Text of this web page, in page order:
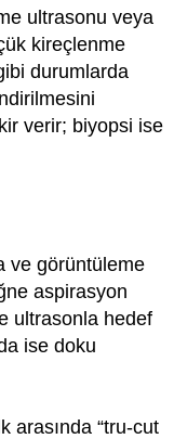
ultrasonu veya
kireçlenme
durumlarda
verir; biyopsi ise
ve görüntüleme
aspirasyon
ultrasonla hedef
ise doku
arasında “tru-cut